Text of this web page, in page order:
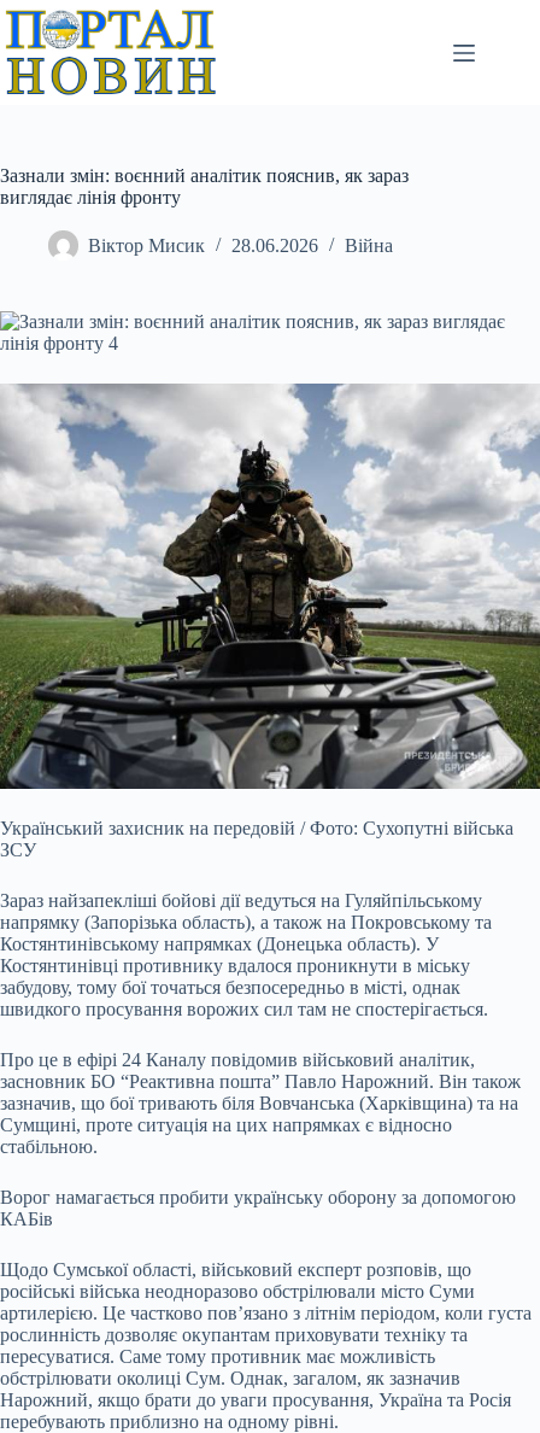
Перейти
вмісту
Зазнали змін: воєнний аналітик пояснив, як зараз
виглядає лінія фронту
Віктор Мисик 28.06.2026 Війна
Український захисник на передовій / Фото: Сухопутні війська
ЗСУ
Зараз найзапекліші бойові дії ведуться на Гуляйпільському
напрямку (Запорізька область), а також на Покровському та
Костянтинівському напрямках (Донецька область). У
Костянтинівці противнику вдалося проникнути в міську
забудову, тому бої точаться безпосередньо в місті, однак
швидкого просування ворожих сил там не спостерігається.
Про це в ефірі 24 Каналу повідомив військовий аналітик,
засновник БО “Реактивна пошта” Павло Нарожний. Він також
зазначив, що бої тривають біля Вовчанська (Харківщина) та на
Сумщині, проте ситуація на цих напрямках є відносно
стабільною.
Ворог намагається пробити українську оборону за допомогою
КАБів
Щодо Сумської області, військовий експерт розповів, що
російські війська неодноразово обстрілювали місто Суми
артилерією. Це частково пов’язано з літнім періодом, коли густа
рослинність дозволяє окупантам приховувати техніку та
пересуватися. Саме тому противник має можливість
обстрілювати околиці Сум. Однак, загалом, як зазначив
Нарожний, якщо брати до уваги просування, Україна та Росія
перебувають приблизно на одному рівні.